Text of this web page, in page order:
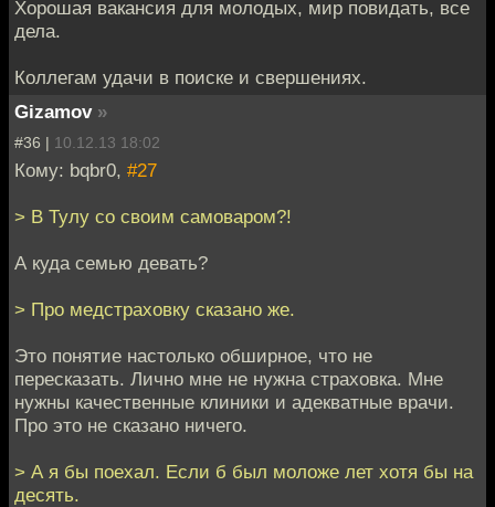
Хорошая вакансия для молодых, мир повидать, все
дела.
Коллегам удачи в поиске и свершениях.
Gizamov »
#36 | 10.12.13 18:02
Кому: bqbr0, #27
> В Тулу со своим самоваром?!
А куда семью девать?
> Про медстраховку сказано же.
Это понятие настолько обширное, что не
пересказать. Лично мне не нужна страховка. Мне
нужны качественные клиники и адекватные врачи.
Про это не сказано ничего.
> А я бы поехал. Если б был моложе лет хотя бы на
десять.